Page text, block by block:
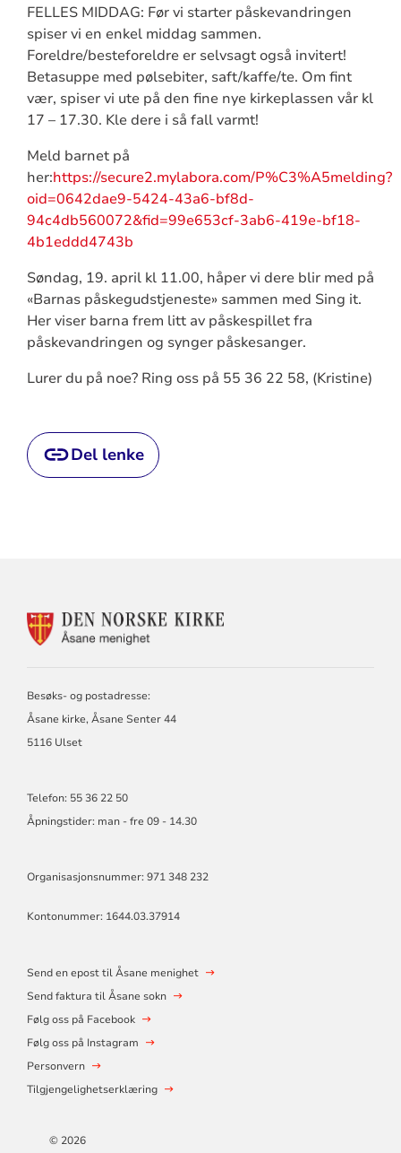
FELLES MIDDAG: Før vi starter påskevandringen
spiser vi en enkel middag sammen.
Foreldre/besteforeldre er selvsagt også invitert!
Betasuppe med pølsebiter, saft/kaffe/te. Om fint
vær, spiser vi ute på den fine nye kirkeplassen vår kl
17 – 17.30. Kle dere i så fall varmt!
Meld barnet på
her:https://secure2.mylabora.com/P%C3%A5melding?
oid=0642dae9-5424-43a6-bf8d-
94c4db560072&fid=99e653cf-3ab6-419e-bf18-
4b1eddd4743b
Søndag, 19. april kl 11.00, håper vi dere blir med på
«Barnas påskegudstjeneste» sammen med Sing it.
Her viser barna frem litt av påskespillet fra
påskevandringen og synger påskesanger.
Lurer du på noe? Ring oss på 55 36 22 58, (Kristine)
Del lenke
KONTAKTINFORMASJON
Besøks- og postadresse:
Åsane kirke, Åsane Senter 44
5116 Ulset
Telefon: 55 36 22 50
Åpningstider: man - fre 09 - 14.30
Organisasjonsnummer: 971 348 232
Kontonummer: 1644.03.37914
Send en epost til Åsane menighet
Send faktura til Åsane sokn
Følg oss på Facebook
Følg oss på Instagram
Personvern
Tilgjengelighetserklæring
© 2026